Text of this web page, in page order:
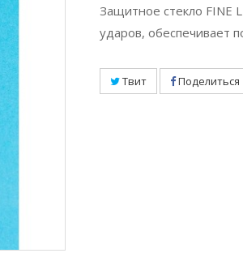
Защитное стекло FINE
ударов, обеспечивает
Твит Поделиться